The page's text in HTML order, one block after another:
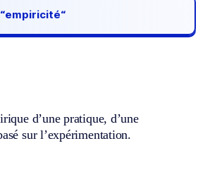
“empiricité“
d’une pratique, d’une
sur l’expérimentation.